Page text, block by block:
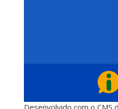
Desenvolvido com o CMS